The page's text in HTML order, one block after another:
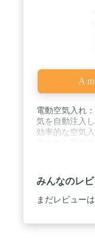
電動空気入れ
気を自動注入
効率的な空気
填でき、尚且
す。 / 適用タ
ク、クロスバ
リ）、オート
いて、380ｇ超
みんなのレ
まだレビュー